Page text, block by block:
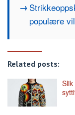
populære
Related posts: